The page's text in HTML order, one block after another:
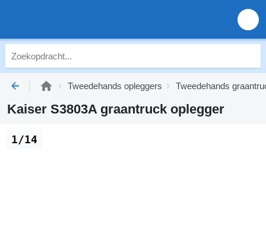
Tweedehands opleggers Tweedehands
Kaiser S3803A graantruck oplegger
1/14